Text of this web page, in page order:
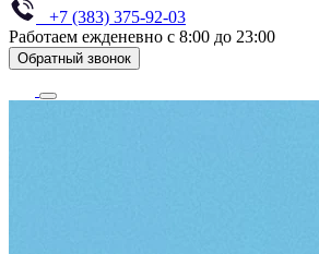
+7 (383) 375-92-03
Работаем ежденевно с 8:00 до 23:00
Обратный звонок